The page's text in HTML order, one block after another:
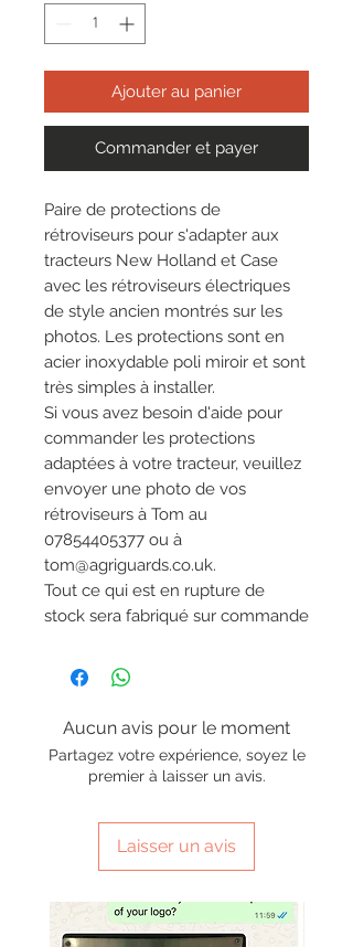
Ajouter au panier
Commander et payer
Paire de protections de
rétroviseurs pour s'adapter aux
tracteurs New Holland et Case
avec les rétroviseurs électriques
de style ancien montrés sur les
photos. Les protections sont en
acier inoxydable poli miroir et sont
très simples à installer.
Si vous avez besoin d'aide pour
commander les protections
adaptées à votre tracteur, veuillez
envoyer une photo de vos
rétroviseurs à Tom au
07854405377 ou à
tom@agriguards.co.uk.
Tout ce qui est en rupture de
stock sera fabriqué sur commande
Aucun avis pour le moment
Partagez votre expérience, soyez le
premier à laisser un avis.
Laisser un avis